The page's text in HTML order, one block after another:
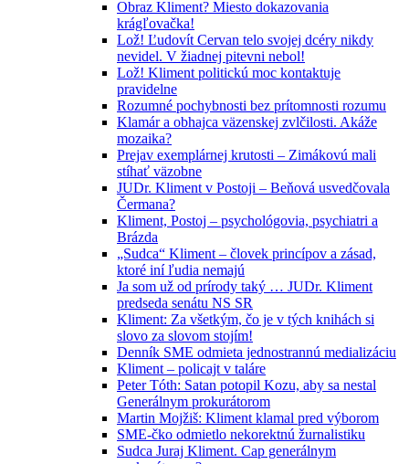
Obraz Kliment? Miesto dokazovania
krágľovačka!
Lož! Ľudovít Cervan telo svojej dcéry nikdy
nevidel. V žiadnej pitevni nebol!
Lož! Kliment politickú moc kontaktuje
pravidelne
Rozumné pochybnosti bez prítomnosti rozumu
Klamár a obhajca väzenskej zvlčilosti. Akáže
mozaika?
Prejav exemplárnej krutosti – Zimákovú mali
stíhať väzobne
JUDr. Kliment v Postoji – Beňová usvedčovala
Čermana?
Kliment, Postoj – psychológovia, psychiatri a
Brázda
„Sudca“ Kliment – človek princípov a zásad,
ktoré iní ľudia nemajú
Ja som už od prírody taký … JUDr. Kliment
predseda senátu NS SR
Kliment: Za všetkým, čo je v tých knihách si
slovo za slovom stojím!
Denník SME odmieta jednostrannú medializáciu
Kliment – policajt v taláre
Peter Tóth: Satan potopil Kozu, aby sa nestal
Generálnym prokurátorom
Martin Mojžiš: Kliment klamal pred výborom
SME-čko odmietlo nekorektnú žurnalistiku
Sudca Juraj Kliment. Cap generálnym